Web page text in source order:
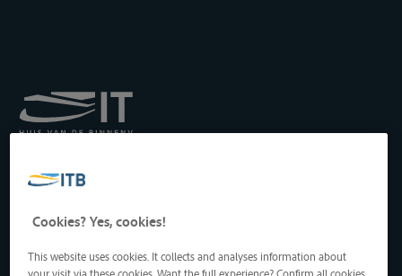
Transport auf der
Drukpersstraat 19
1000 Brüssel, Belgien
Tel: +32 2 217 09 67
http://www.itb-info.be
Cookies? Yes, cookies!
This website uses cookies. It collects and analyses information about